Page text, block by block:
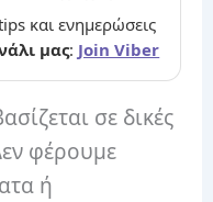
και ενημερώσεις
μας: Join Viber
σε δικές
φέρουμε
ή